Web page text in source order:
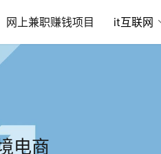
网上兼职赚钱项目 it互联网
电商